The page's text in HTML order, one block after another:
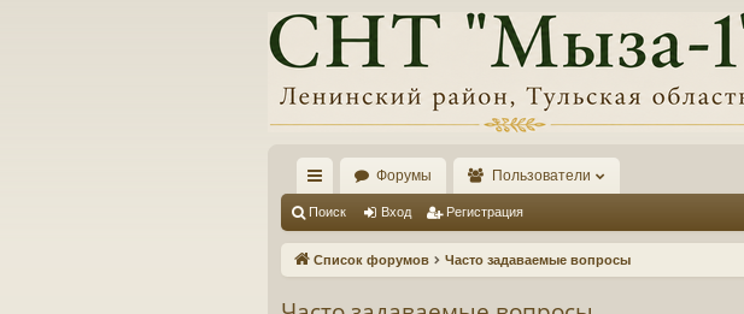
с
ы
Форумы Пользователи
Поиск Вход Регистрация
Список форумов Часто задаваемые вопросы